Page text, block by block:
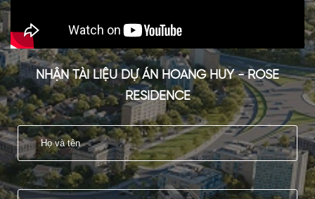
NHẬN TÀI LIỆU DỰ ÁN HOANG HUY - ROSE
RESIDENCE